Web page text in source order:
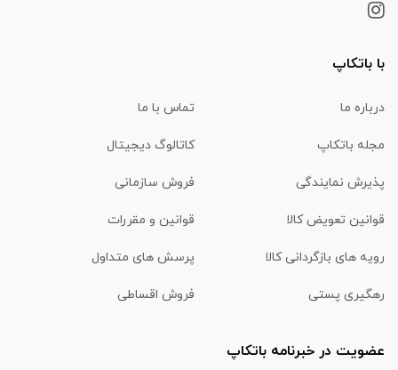
با باتکاپ
درباره ما تماس با ما
مجله باتکاپ کاتالوگ دیجیتال
پذیرش نمایندگی فروش سازمانی
قوانین تعویض کالا قوانین و مقررات
رویه های بازگردانی کالا پرسش های متداول
رهگیری پستی فروش اقساطی
عضویت در خبرنامه باتکاپ